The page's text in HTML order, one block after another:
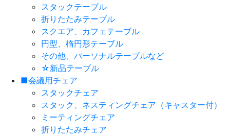
スタックテーブル
折りたたみテーブル
スクエア、カフェテーブル
円型、楕円形テーブル
その他、パーソナルテーブルなど
☆新品テーブル
■会議用チェア
スタックチェア
スタック、ネスティングチェア（キャスター付）
ミーティングチェア
折りたたみチェア